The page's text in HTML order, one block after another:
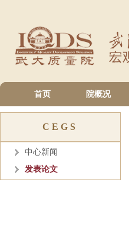
首页 院概况
CEGS
中心新闻
发表论文